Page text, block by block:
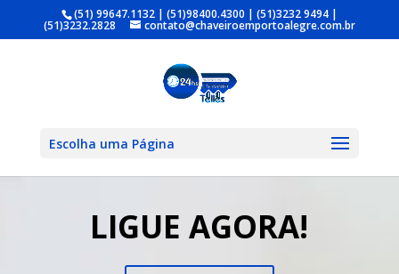
(51) 99647.1132 | (51)98400.4300 | (51)3232 9494 |
(51)3232.2828 contato@chaveiroemportoalegre.com.br
Escolha uma Página
LIGUE AGORA!